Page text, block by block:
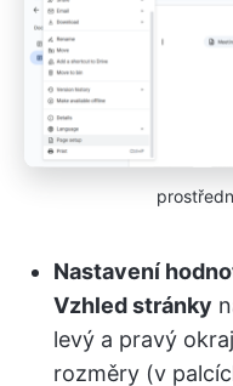
Nastavení
Vzhled stránky
levý a pravý
rozměry (v